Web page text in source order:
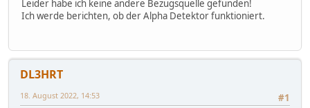
Leider habe ich keine andere Bezugsquelle gefunden!
Ich werde berichten, ob der Alpha Detektor funktioniert.
DL3HRT
#1
18. August 2022, 14:53